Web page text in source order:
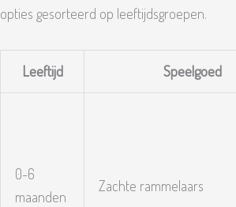
opties gesorteerd op leeftijdsgroepen.
Leeftijd Speelgoed
0-6
maanden
Zachte rammelaars